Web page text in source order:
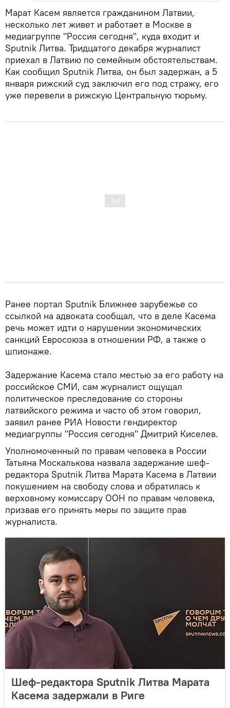
Марат Касем является гражданином Латвии,
несколько лет живет и работает в Москве в
медиагруппе "Россия сегодня", куда входит и
Sputnik Литва. Тридцатого декабря журналист
приехал в Латвию по семейным обстоятельствам.
Как сообщил Sputnik Литва, он был задержан, а 5
января рижский суд заключил его под стражу, его
уже перевели в рижскую Центральную тюрьму.
Ранее портал Sputnik Ближнее зарубежье со
ссылкой на адвоката сообщал, что в деле Касема
речь может идти о нарушении экономических
санкций Евросоюза в отношении РФ, а также о
шпионаже.
Задержание Касема стало местью за его работу на
российское СМИ, сам журналист ощущал
политическое преследование со стороны
латвийского режима и часто об этом говорил,
заявил ранее РИА Новости гендиректор
медиагруппы "Россия сегодня" Дмитрий Киселев.
Уполномоченный по правам человека в России
Татьяна Москалькова назвала задержание шеф-
редактора Sputnik Литва Марата Касема в Латвии
покушением на свободу слова и обратилась к
верховному комиссару ООН по правам человека,
призвав его принять меры по защите прав
журналиста.
Шеф-редактора Sputnik Литва Марата
Касема задержали в Риге